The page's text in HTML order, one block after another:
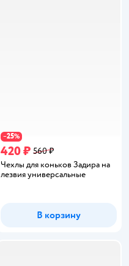
−25%
420 ₽ 560 ₽
Чехлы для коньков Задира на
лезвия универсальные
В корзину